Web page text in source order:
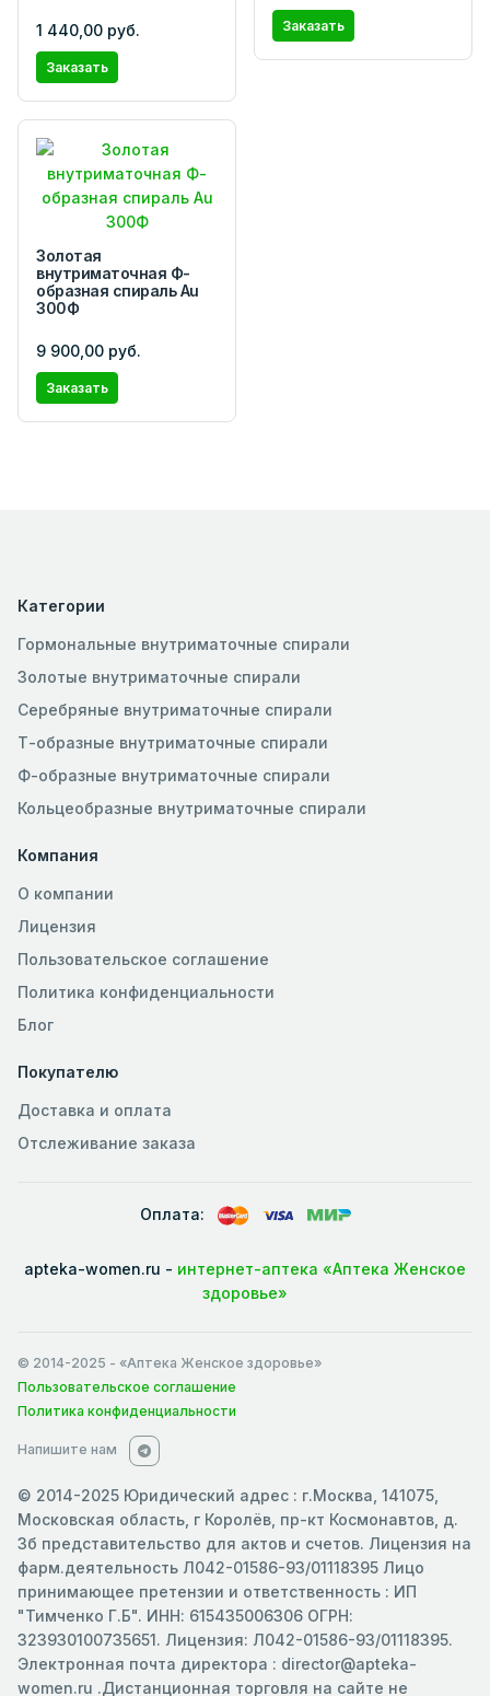
1 440,00 руб.
Заказать
Заказать
Золотая
внутриматочная Ф-
образная спираль Au
300Ф
9 900,00 руб.
Заказать
Категории
Гормональные внутриматочные спирали
Золотые внутриматочные спирали
Серебряные внутриматочные спирали
Т-образные внутриматочные спирали
Ф-образные внутриматочные спирали
Кольцеобразные внутриматочные спирали
Компания
О компании
Лицензия
Пользовательское соглашение
Политика конфиденциальности
Блог
Покупателю
Доставка и оплата
Отслеживание заказа
Оплата:
apteka-women.ru - интернет-аптека «Аптека Женское
здоровье»
© 2014-2025 - «Аптека Женское здоровье»
Пользовательское соглашение
Политика конфиденциальности
Напишите нам
© 2014-2025 Юридический адрес : г.Москва, 141075,
Московская область, г Королёв, пр-кт Космонавтов, д.
3б представительство для актов и счетов. Лицензия на
фарм.деятельность Л042-01586-93/01118395 Лицо
принимающее претензии и ответственность : ИП
"Тимченко Г.Б". ИНН: 615435006306 ОГРН:
323930100735651. Лицензия: Л042-01586-93/01118395.
Электронная почта директора : director@apteka-
women.ru .Дистанционная торговля на сайте не